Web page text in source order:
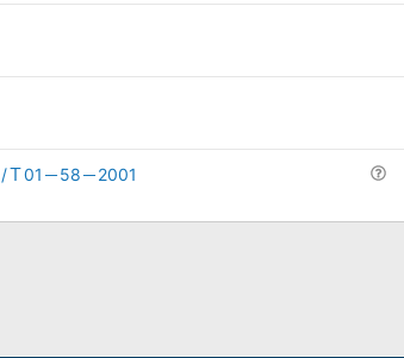
问
Ｔ01－58－2001